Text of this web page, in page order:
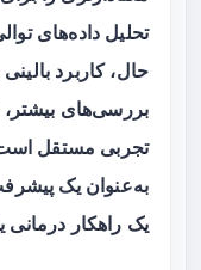
حال، کاربرد
بررسی‌های
تجربی مستقل است.
به‌عنوان یک
یک راهکار